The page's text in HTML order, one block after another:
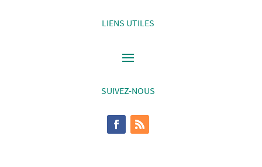
LIENS UTILES
SUIVEZ-NOUS